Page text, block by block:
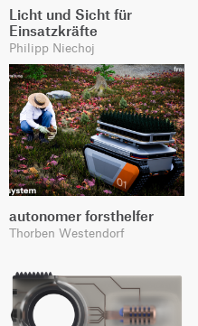
Licht und Sicht für
Einsatzkräfte
Philipp Niechoj
autonomer forsthelfer
Thorben Westendorf